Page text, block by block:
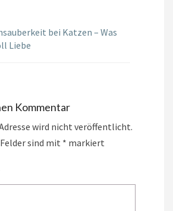
bei Katzen – Was
Liebe
Kommentar
wird nicht veröffentlicht.
sind mit * markiert